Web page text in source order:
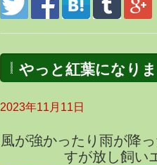
やっと紅葉になり
2023年11月11日
風が強かったり雨が降
すが放し飼い